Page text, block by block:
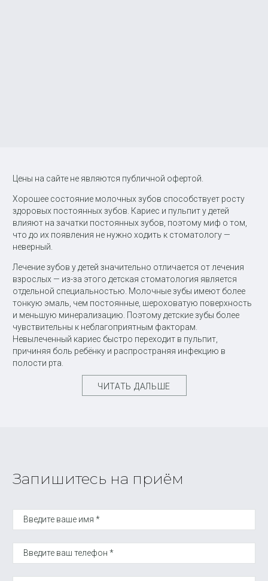
Цены на сайте не являются публичной офертой.
Хорошее состояние молочных зубов способствует росту
здоровых постоянных зубов. Кариес и пульпит у детей
влияют на зачатки постоянных зубов, поэтому миф о том,
что до их появления не нужно ходить к стоматологу —
неверный.
Лечение зубов у детей значительно отличается от лечения
взрослых — из-за этого детская стоматология является
отдельной специальностью. Молочные зубы имеют более
тонкую эмаль, чем постоянные, шероховатую поверхность
и меньшую минерализацию. Поэтому детские зубы более
чувствительны к неблагоприятным факторам.
Невылеченный кариес быстро переходит в пульпит,
причиняя боль ребёнку и распространяя инфекцию в
полости рта.
ЧИТАТЬ ДАЛЬШЕ
Запишитесь на приём
Введите ваше имя *
Введите ваш телефон *